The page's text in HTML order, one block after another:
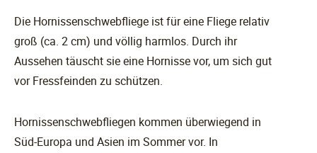
Die Hornissenschwebfliege ist für eine Fliege relativ
groß (ca. 2 cm) und völlig harmlos. Durch ihr
Aussehen täuscht sie eine Hornisse vor, um sich gut
vor Fressfeinden zu schützen.
Hornissenschwebfliegen kommen überwiegend in
Süd-Europa und Asien im Sommer vor. In